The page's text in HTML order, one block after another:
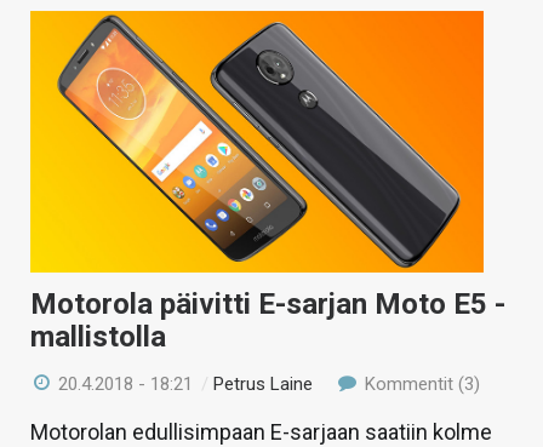
HINTA.FI
HAKU
Motorola päivitti E-sarjan Moto E5 -
mallistolla
20.4.2018 - 18:21 / Petrus Laine Kommentit (3)
Motorolan edullisimpaan E-sarjaan saatiin kolme